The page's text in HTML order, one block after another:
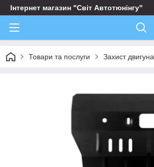
Інтернет магазин "Світ Автотюнінгу"
Товари та послуги Захист двигуна